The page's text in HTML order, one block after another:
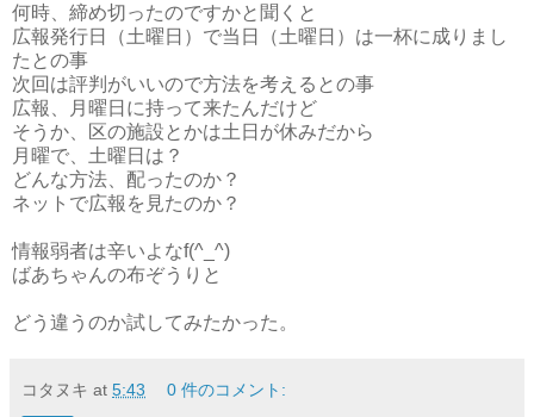
何時、締め切ったのですかと聞くと
広報発行日（土曜日）で当日（土曜日）は一杯に成りまし
たとの事
次回は評判がいいので方法を考えるとの事
広報、月曜日に持って来たんだけど
そうか、区の施設とかは土日が休みだから
月曜で、土曜日は？
どんな方法、配ったのか？
ネットで広報を見たのか？
情報弱者は辛いよなf(^_^)
ばあちゃんの布ぞうりと
どう違うのか試してみたかった。
コタヌキ at 5:43 0 件のコメント: